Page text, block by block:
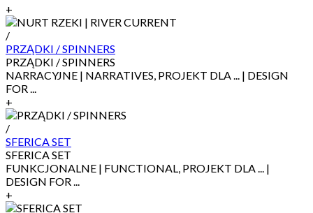
+
/
PRZĄDKI / SPINNERS
PRZĄDKI / SPINNERS
NARRACYJNE | NARRATIVES, PROJEKT DLA ... | DESIGN
FOR ...
+
/
SFERICA SET
SFERICA SET
FUNKCJONALNE | FUNCTIONAL, PROJEKT DLA ... |
DESIGN FOR ...
+